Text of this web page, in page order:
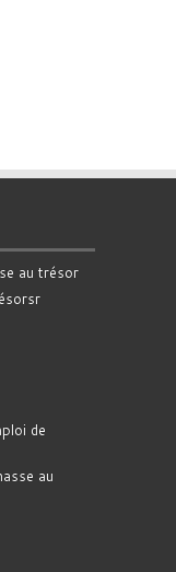
au trésor
de
au